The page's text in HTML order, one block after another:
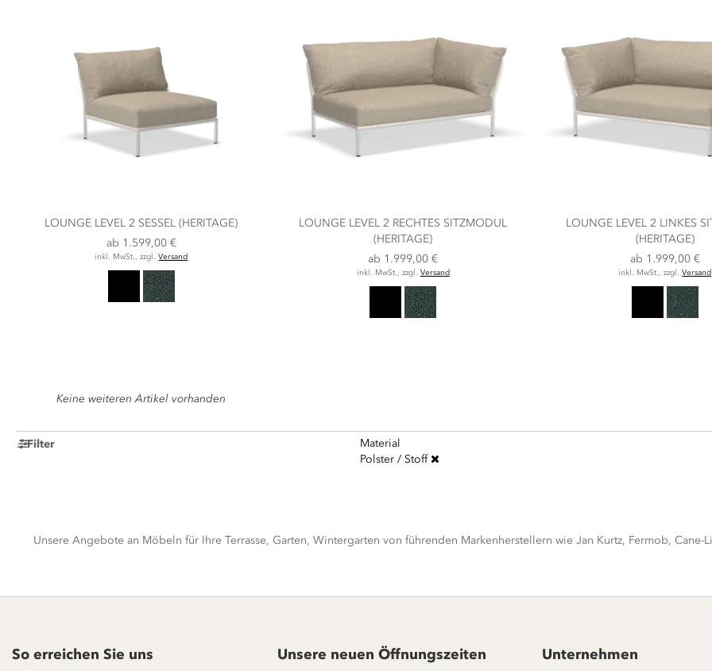
LOUNGE LEVEL 2 SESSEL (HERITAGE)
ab 1.599,00 €
inkl. MwSt., zzgl.Versand
LOUNGE LEVEL 2 RECHTES SITZMODUL
(HERITAGE)
ab 1.999,00 €
inkl. MwSt., zzgl. Versand
LOUNGE LEVEL 2 LINKES
(HERITAGE)
ab 1.999,00 €
inkl. MwSt., zzgl.Versand
Keine weiteren Artikel vorhanden
Filter
Material
Polster / Stoff
Unsere Angebote an Möbeln für Ihre Terrasse, Garten, Wintergarten von führenden Markenherstellern wie Jan Kurtz, Fermob, Cane-
So erreichen Sie uns Unsere neuen Öffnungszeiten Unternehmen